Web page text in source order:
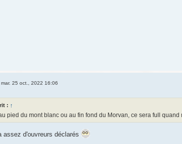
mar. 25 oct., 2022 16:06
: ↑
pied du mont blanc ou au fin fond du Morvan, ce sera full quand
assez d'ouvreurs déclarés